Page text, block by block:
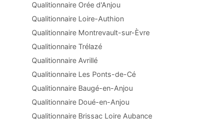
Qualitionnaire Orée d'Anjou
Qualitionnaire Loire-Authion
Qualitionnaire Montrevault-sur-Èvre
Qualitionnaire Trélazé
Qualitionnaire Avrillé
Qualitionnaire Les Ponts-de-Cé
Qualitionnaire Baugé-en-Anjou
Qualitionnaire Doué-en-Anjou
Qualitionnaire Brissac Loire Aubance